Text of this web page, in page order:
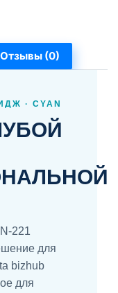
Отзывы (0)
· CYAN
221
для
bizhub
для